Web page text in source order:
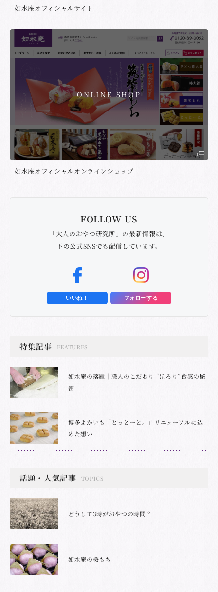
如水庵オフィシャルサイト
ONLINE SHOP
如水庵オフィシャルオンラインショップ
FOLLOW US
「大人のおやつ研究所」の最新情報は、
下の公式SNSでも配信しています。
いいね！ フォローする
特集記事 FEATURES
如水庵の落雁｜職人のこだわり “ほろり”食感の秘
密
博多よかいも「とっとーと。」リニューアルに込
めた想い
話題・人気記事 TOPICS
どうして3時がおやつの時間？
如水庵の桜もち